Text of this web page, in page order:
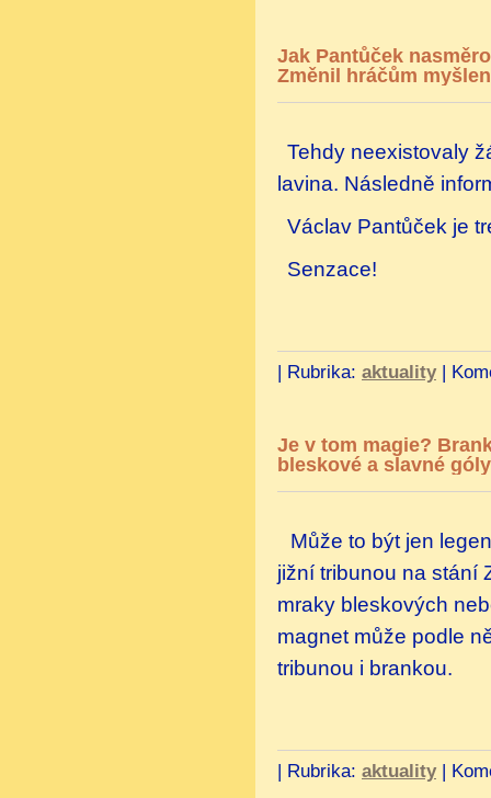
Jak Pantůček
Změnil hráčům
Tehdy neexistovaly
lavina. Následně
Václav Pantůček je
Senzace!
| Rubrika: aktuality |
Je v tom magie?
bleskové a slavné góly
Může to být jen
jižní tribunou na stání
mraky bleskových
magnet může podle
tribunou i brankou.
| Rubrika: aktuality |